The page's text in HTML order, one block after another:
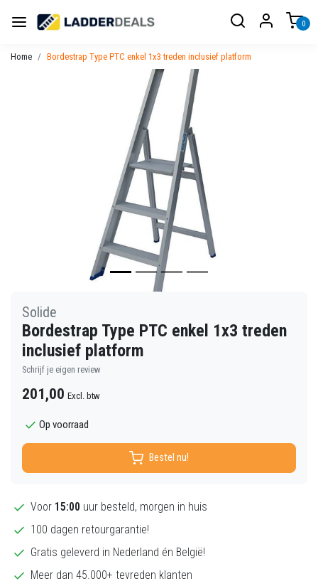
0
Home Bordestrap Type PTC enkel 1x3 treden inclusief platform
Solide
Bordestrap Type PTC enkel 1x3 treden
inclusief platform
Schrijf je eigen review
201,00 Excl. btw
Op voorraad
Bestel nu!
Voor 15:00 uur besteld, morgen in huis
100 dagen retourgarantie!
Gratis geleverd in Nederland én België!
Meer dan 45.000+ tevreden klanten